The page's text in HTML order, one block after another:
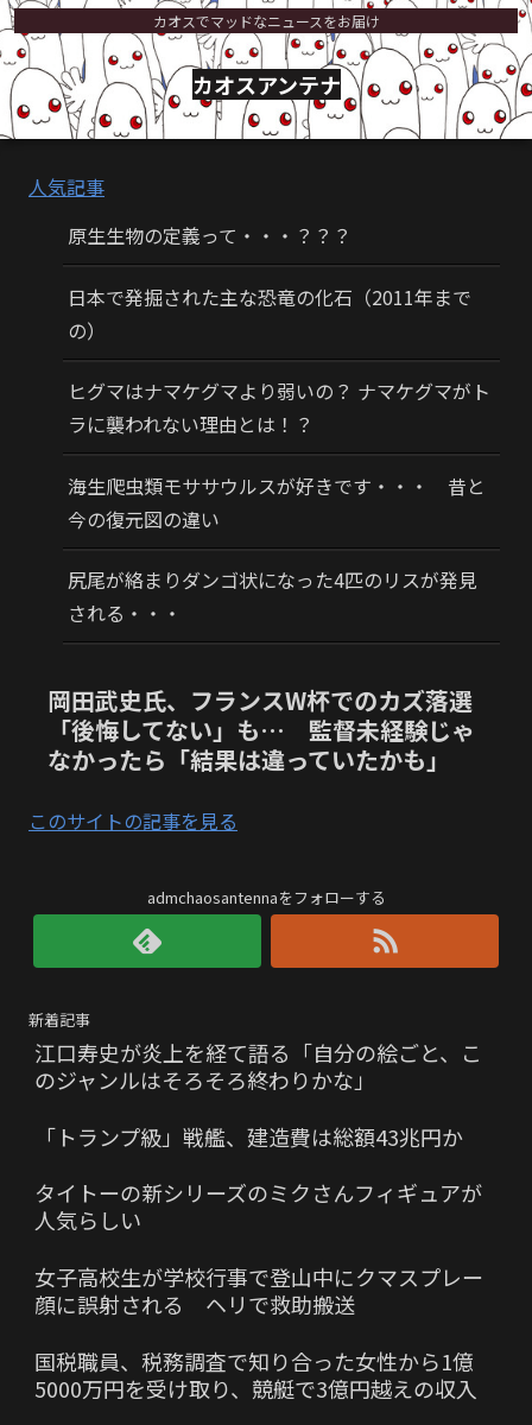
カオスでマッドなニュースをお届け
カオスアンテナ
人気記事
原生生物の定義って・・・？？？
日本で発掘された主な恐竜の化石（2011年まで
の）
ヒグマはナマケグマより弱いの？ ナマケグマがト
ラに襲われない理由とは！？
海生爬虫類モササウルスが好きです・・・ 昔と
今の復元図の違い
尻尾が絡まりダンゴ状になった4匹のリスが発見
される・・・
岡田武史氏、フランスW杯でのカズ落選
「後悔してない」も… 監督未経験じゃ
なかったら「結果は違っていたかも」
このサイトの記事を見る
admchaosantennaをフォローする
新着記事
江口寿史が炎上を経て語る「自分の絵ごと、こ
のジャンルはそろそろ終わりかな」
「トランプ級」戦艦、建造費は総額43兆円か
タイトーの新シリーズのミクさんフィギュアが
人気らしい
女子高校生が学校行事で登山中にクマスプレー
顔に誤射される ヘリで救助搬送
国税職員、税務調査で知り合った女性から1億
5000万円を受け取り、競艇で3億円越えの収入